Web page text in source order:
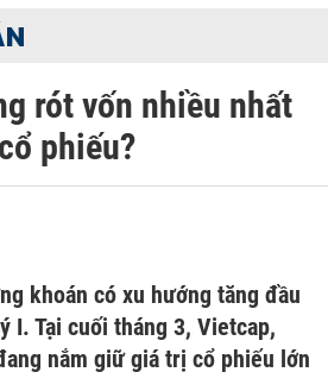
rót vốn nhiều nhất
phiếu?
khoán có xu hướng tăng đầu
I. Tại cuối tháng 3, Vietcap,
nắm giữ giá trị cổ phiếu lớn